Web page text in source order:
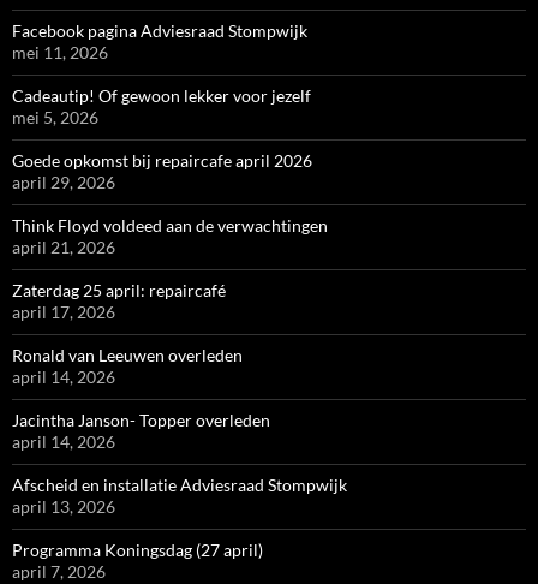
Facebook pagina Adviesraad Stompwijk
mei 11, 2026
Cadeautip! Of gewoon lekker voor jezelf
mei 5, 2026
Goede opkomst bij repaircafe april 2026
april 29, 2026
Think Floyd voldeed aan de verwachtingen
april 21, 2026
Zaterdag 25 april: repaircafé
april 17, 2026
Ronald van Leeuwen overleden
april 14, 2026
Jacintha Janson- Topper overleden
april 14, 2026
Afscheid en installatie Adviesraad Stompwijk
april 13, 2026
Programma Koningsdag (27 april)
april 7, 2026